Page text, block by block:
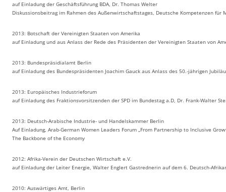
auf Einladung der Geschäftsführung BDA, Dr. Thomas Welter
Diskussionsbeitrag im Rahmen des Außenwirtschaftstages, Deutsche Kompetenzen für
2013: Botschaft der Vereinigten Staaten von Amerika
auf Einladung und aus Anlass der Rede des Präsidenten der Vereinigten Staaten von
2013: Bundespräsidialamt Berlin
auf Einladung des Bundespräsidenten Joachim Gauck aus Anlass des 50.-jährigen
2013: Europäisches Industrieforum
auf Einladung des Fraktionsvorsitzenden der SPD im Bundestag a.D, Dr. Frank-Walter
2013: Deutsch-Arabische Industrie- und Handelskammer Berlin
Auf Einladung, Arab-German Women Leaders Forum „From Partnership to Inclusive
The Backbone of the Economy
2012: Afrika-Verein der Deutschen Wirtschaft e.V.
auf Einladung der Leiter Energie, Walter Englert Gastrednerin auf dem 6. Deutsch-
2010: Auswärtiges Amt, Berlin